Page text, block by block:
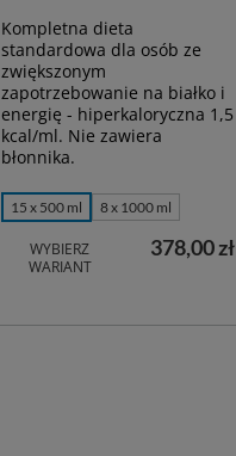
Kompletna dieta
standardowa dla osób ze
zwiększonym
zapotrzebowanie na białko i
energię - hiperkaloryczna 1,5
kcal/ml. Nie zawiera
błonnika.
15 x 500 ml 8 x 1000 ml
WYBIERZ
WARIANT
378,00 zł